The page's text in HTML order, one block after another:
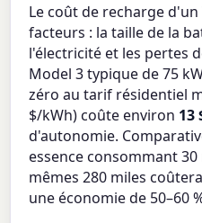
Le coût de recharge
facteurs : la taille de la
l'électricité et les pertes
Model 3 typique de 75
zéro au tarif résidentiel
$/kWh) coûte environ 13
d'autonomie.
essence consommant
mêmes 280 miles
une économie de 50–60